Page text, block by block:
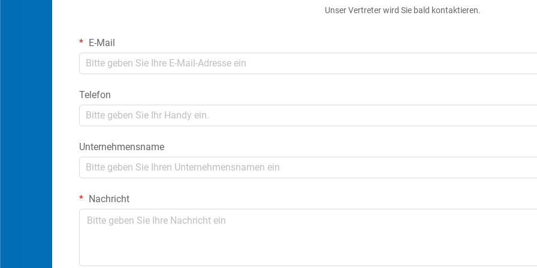
Unser Vertreter wird Sie bald kontaktieren.
E-Mail
Telefon
Unternehmensname
Nachricht